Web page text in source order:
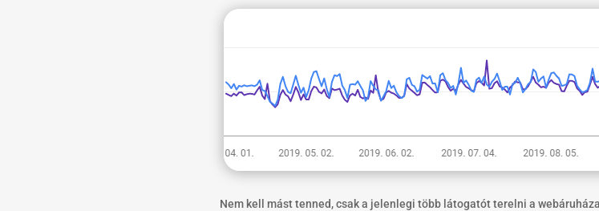
Nem kell mást tenned, csak a jelenlegi több látogatót terelni a